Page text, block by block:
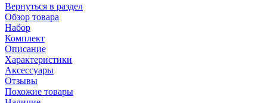
Вернуться в раздел
Обзор товара
Набор
Комплект
Описание
Характеристики
Аксессуары
Отзывы
Похожие товары